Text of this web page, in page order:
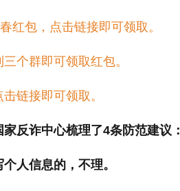
红包，点击链接即可领取。
个群即可领取红包。
链接即可领取。
反诈中心梳理了4条防范建议：
人信息的，不理。